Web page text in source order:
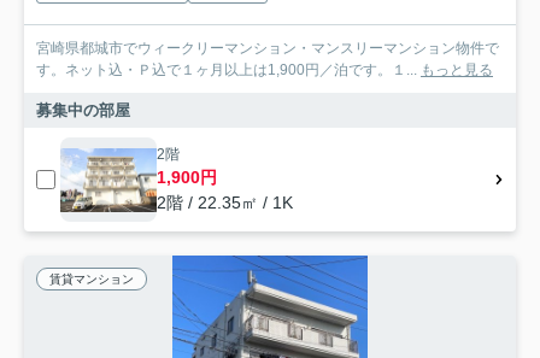
宮崎県都城市でウィークリーマンション・マンスリーマンション物件で
す。ネット込・Ｐ込で１ヶ月以上は1,900円／泊です。１... もっと見る
募集中の部屋
2階
1,900円
2階 / 22.35㎡ / 1K
賃貸マンション